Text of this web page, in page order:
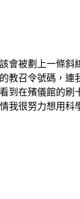
會被劃上一條
教召令號碼，
到在殯儀館的刷
我很努力想用